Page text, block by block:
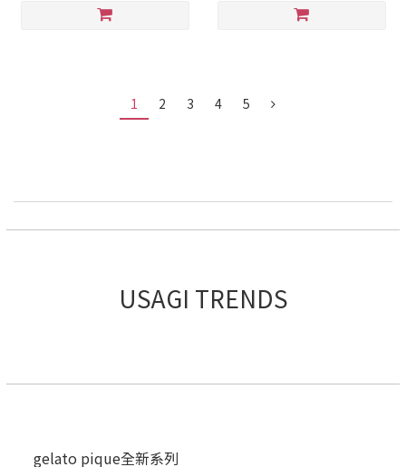
1 2 3 4 5
USAGI TRENDS
gelato pique全新系列